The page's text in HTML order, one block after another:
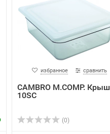
избранное сравнить
CAMBRO M.COMP.
10SC
(0)